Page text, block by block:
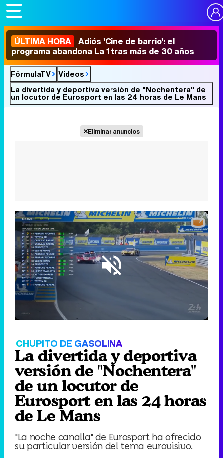
ÚLTIMA HORA Adiós 'Cine de barrio': el
programa abandona La 1 tras más de 30 años
FórmulaTV
Vídeos
La divertida y deportiva versión de "Nochentera" de
un locutor de Eurosport en las 24 horas de Le Mans
Eliminar anuncios
Loaded
35.85%
CHUPITO DE GASOLINA
La divertida y deportiva
versión de "Nochentera"
de un locutor de
Eurosport en las 24 horas
de Le Mans
"La noche canalla" de Eurosport ha ofrecido
su particular versión del tema eurovisivo.